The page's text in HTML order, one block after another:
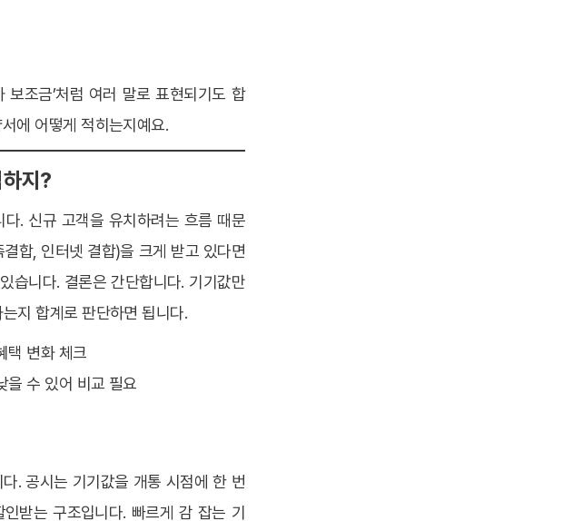
보조금’처럼 여러 말로 표현되기도 합
에 어떻게 적히는지예요.
지?
. 신규 고객을 유치하려는 흐름 때문
합, 인터넷 결합)을 크게 받고 있다면
습니다. 결론은 간단합니다. 기기값만
지 합계로 판단하면 됩니다.
택 변화 체크
을 수 있어 비교 필요
. 공시는 기기값을 개통 시점에 한 번
받는 구조입니다. 빠르게 감 잡는 기